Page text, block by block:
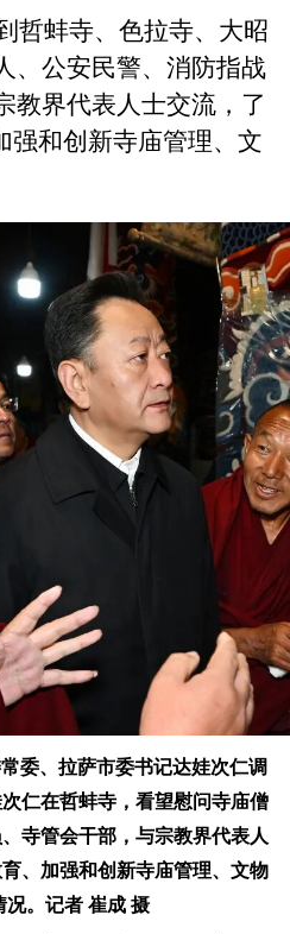
蚌寺、色拉寺、大昭
、公安民警、消防指战
教界代表人士交流，了
强和创新寺庙管理、文
委、拉萨市委书记达娃次仁调
仁在哲蚌寺，看望慰问寺庙僧
寺管会干部，与宗教界代表人
、加强和创新寺庙管理、文物
况。记者 崔成 摄